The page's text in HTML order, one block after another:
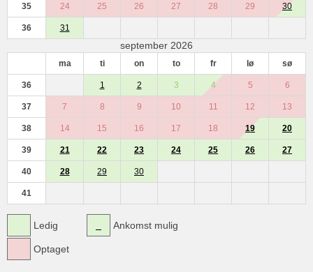
35 24 25 26 27 28 29 30
36 31
september 2026
ma ti on to fr lø sø
36 1 2 3 4 5 6
37 7 8 9 10 11 12 13
38 14 15 16 17 18 19 20
39 21 22 23 24 25 26 27
40 28 29 30
41
Ledig
Optaget
Ankomst mulig